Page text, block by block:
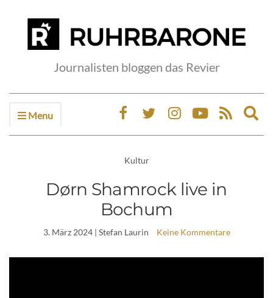
Journalisten bloggen das Revier
Menu
Kultur
Dørn Shamrock live in
Bochum
3. März 2024| Stefan Laurin Keine Kommentare